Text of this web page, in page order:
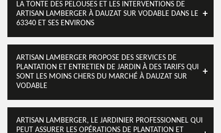
LA TONTE DES PELOUSES ET LES INTERVENTIONS DE
ARTISAN LAMBERGER À DAUZAT SUR VODABLE DANS LE
63340 ET SES ENVIRONS
ARTISAN LAMBERGER PROPOSE DES SERVICES DE
PLANTATION ET ENTRETIEN DE JARDIN À DES TARIFS QUI
SONT LES MOINS CHERS DU MARCHÉ À DAUZAT SUR
VODABLE
ARTISAN LAMBERGER, LE JARDINIER PROFESSIONNEL QUI
PEUT ASSURER LES OPÉRATIONS DE PLANTATION ET